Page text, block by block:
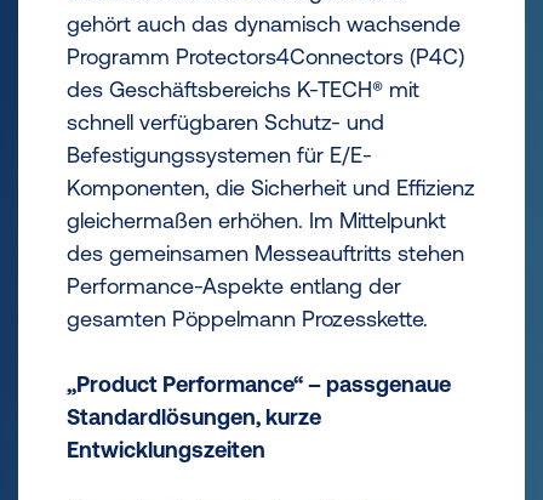
gehört auch das dynamisch wachsende
Programm Protectors4Connectors (P4C)
des Geschäftsbereichs K-TECH® mit
schnell verfügbaren Schutz- und
Befestigungssystemen für E/E-
Komponenten, die Sicherheit und Effizienz
gleichermaßen erhöhen. Im Mittelpunkt
des gemeinsamen Messeauftritts stehen
Performance-Aspekte entlang der
gesamten Pöppelmann Prozesskette.
„Product Performance“ – passgenaue
Standardlösungen, kurze
Entwicklungszeiten